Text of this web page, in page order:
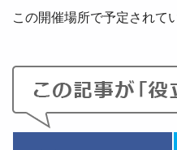
この開催場所で予定されて